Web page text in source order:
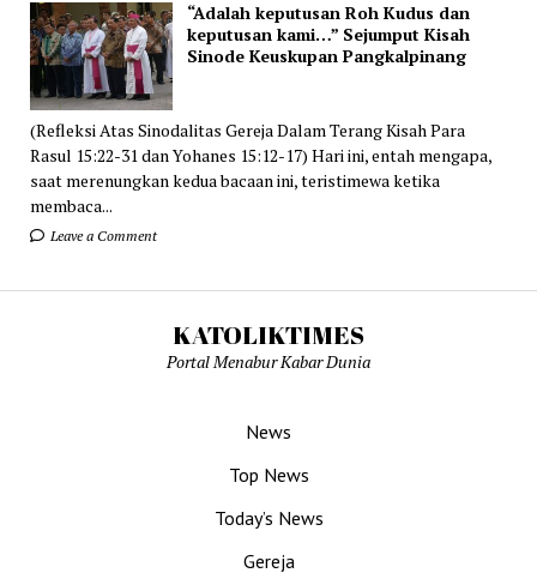
“Adalah keputusan Roh Kudus dan
keputusan kami…” Sejumput Kisah
Sinode Keuskupan Pangkalpinang
(Refleksi Atas Sinodalitas Gereja Dalam Terang Kisah Para
Rasul 15:22-31 dan Yohanes 15:12-17) Hari ini, entah mengapa,
saat merenungkan kedua bacaan ini, teristimewa ketika
membaca...
Leave a Comment
KATOLIKTIMES
Portal Menabur Kabar Dunia
News
Top News
Today’s News
Gereja